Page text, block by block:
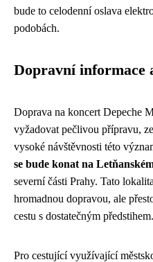
bude to celodenní oslava
podobách.
Dopravní informace
Doprava na koncert Depeche
vyžadovat pečlivou přípravu,
vysoké návštěvnosti této
se bude konat na
severní části Prahy. Tato
hromadnou dopravou, ale
cestu s dostatečným předstihem.
Pro cestující využívající